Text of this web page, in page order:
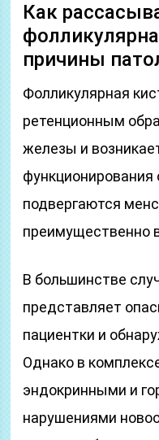
Как
причины
Фолликулярная
ретенционным
железы и
функционирования
подвергаются
преимущественно
В большинстве
представляет
пациентки и
Однако в
эндокринными и
нарушениями